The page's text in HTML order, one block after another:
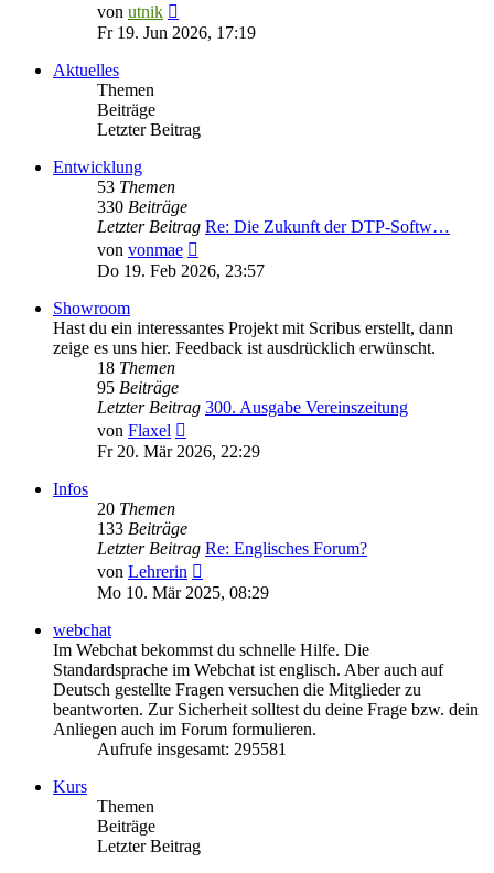
von utnik
Beitrag
Fr 19. Jun 2026, 17:19
Aktuelles
Themen
Beiträge
Letzter Beitrag
Entwicklung
53 Themen
330 Beiträge
Letzter Beitrag Re: Die Zukunft der DTP-Softw…
von vonmae
Beitrag
Do 19. Feb 2026, 23:57
Showroom
Hast du ein interessantes Projekt mit Scribus erstellt, dann
zeige es uns hier. Feedback ist ausdrücklich erwünscht.
18 Themen
95 Beiträge
Letzter Beitrag 300. Ausgabe Vereinszeitung
von Flaxel
Beitrag
Fr 20. Mär 2026, 22:29
Infos
20 Themen
133 Beiträge
Letzter Beitrag Re: Englisches Forum?
von Lehrerin
Beitrag
Mo 10. Mär 2025, 08:29
webchat
Im Webchat bekommst du schnelle Hilfe. Die
Standardsprache im Webchat ist englisch. Aber auch auf
Deutsch gestellte Fragen versuchen die Mitglieder zu
beantworten. Zur Sicherheit solltest du deine Frage bzw. dein
Anliegen auch im Forum formulieren.
Aufrufe insgesamt: 295581
Kurs
Themen
Beiträge
Letzter Beitrag